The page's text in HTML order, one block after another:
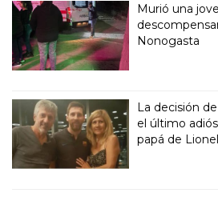
Murió una
Nonogasta
La decisión
el último
papá de Lionel